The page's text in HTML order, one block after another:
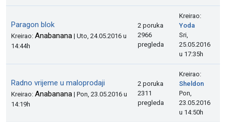
Paragon blok
Kreirao: Anabanana | Uto, 24.05.2016 u
14:44h
2 poruka
2966
pregleda
Kreirao:
Yoda
Sri,
25.05.2016
u 17:35h
Radno vrijeme u maloprodaji
Kreirao: Anabanana | Pon, 23.05.2016 u
14:19h
2 poruka
2311
pregleda
Kreirao:
Sheldon
Pon,
23.05.2016
u 14:50h